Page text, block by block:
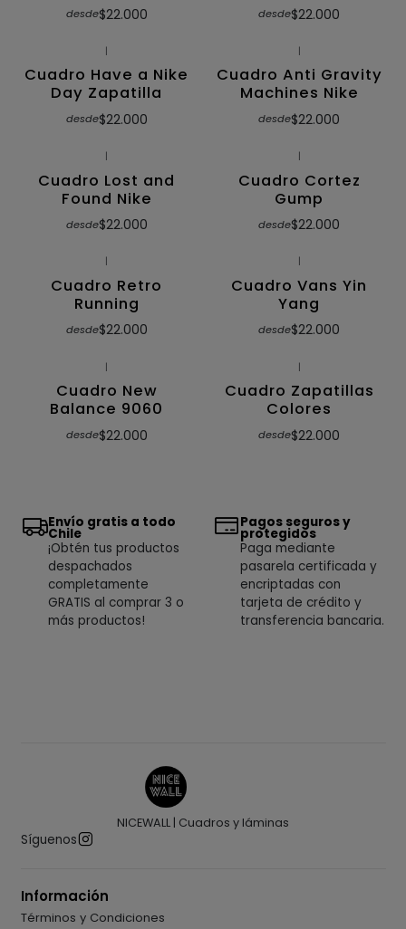
desde$22.000 desde$22.000
|
Cuadro Have a Nike
Day Zapatilla
desde$22.000
|
Cuadro Anti Gravity
Machines Nike
desde$22.000
|
Cuadro Lost and
Found Nike
desde$22.000
|
Cuadro Cortez
Gump
desde$22.000
|
Cuadro Retro
Running
desde$22.000
|
Cuadro Vans Yin
Yang
desde$22.000
|
Cuadro New
Balance 9060
desde$22.000
|
Cuadro Zapatillas
Colores
desde$22.000
Envío gratis a todo
Chile
¡Obtén tus productos
despachados
completamente
GRATIS al comprar 3 o
más productos!
Pagos seguros y
protegidos
Paga mediante
pasarela certificada y
encriptadas con
tarjeta de crédito y
transferencia bancaria.
NICEWALL | Cuadros y láminas
Síguenos
Información
Términos y Condiciones